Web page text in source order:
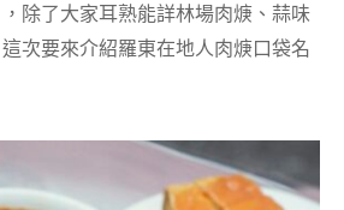
除了大家耳熟能詳林場肉焿、蒜味
次要來介紹羅東在地人肉焿口袋名